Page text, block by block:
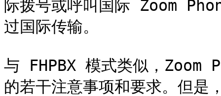
际拨号或呼叫国际 Zoom
过国际传输。
与 FHPBX 模式类似，
的若干注意事项和要求。但是